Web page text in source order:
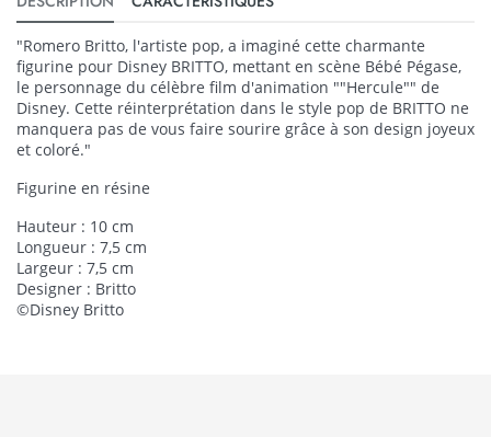
"Romero Britto, l'artiste pop, a imaginé cette charmante
figurine pour Disney BRITTO, mettant en scène Bébé Pégase,
le personnage du célèbre film d'animation ""Hercule"" de
Disney. Cette réinterprétation dans le style pop de BRITTO ne
manquera pas de vous faire sourire grâce à son design joyeux
et coloré."
Figurine en résine
Hauteur : 10 cm
Longueur : 7,5 cm
Largeur : 7,5 cm
Designer : Britto
©Disney Britto